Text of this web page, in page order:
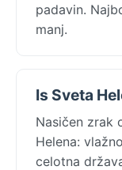
padavin.
manj.
Is Sveta
Nasičen zrak
Helena:
celotna